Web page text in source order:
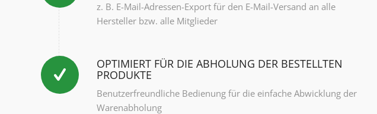
z. B. E-Mail-Adressen-Export für den E-Mail-Versand an alle
Hersteller bzw. alle Mitglieder
OPTIMIERT FÜR DIE ABHOLUNG DER BESTELLTEN
PRODUKTE
Benutzerfreundliche Bedienung für die einfache Abwicklung der
Warenabholung